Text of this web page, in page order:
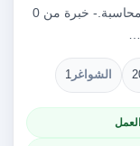
الرياضالمتطلبات:- بكالوريوس في المحاسبة.- خبرة من 0
الشواغر 1